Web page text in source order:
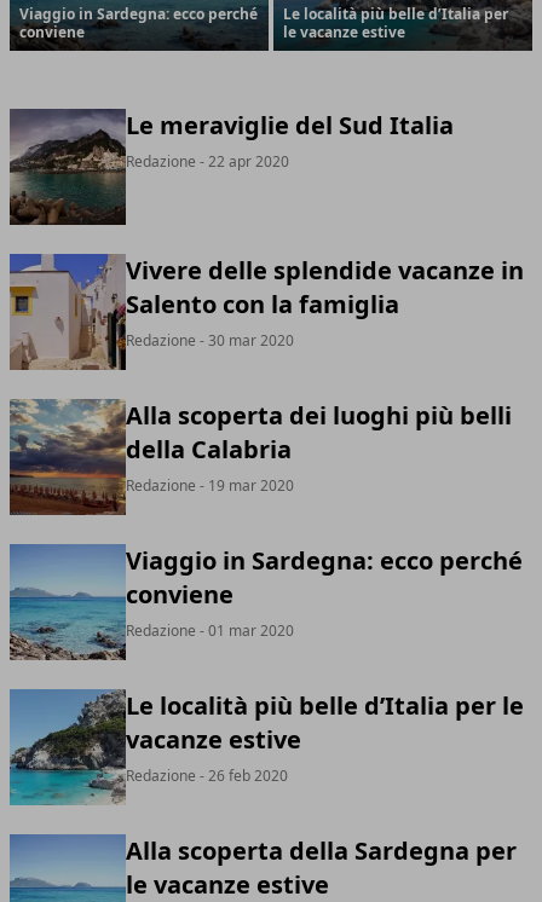
Viaggio in Sardegna: ecco perché
conviene
Le località più belle d’Italia per
le vacanze estive
Le meraviglie del Sud Italia
Redazione - 22 apr 2020
Vivere delle splendide vacanze in
Salento con la famiglia
Redazione - 30 mar 2020
Alla scoperta dei luoghi più belli
della Calabria
Redazione - 19 mar 2020
Viaggio in Sardegna: ecco perché
conviene
Redazione - 01 mar 2020
Le località più belle d’Italia per le
vacanze estive
Redazione - 26 feb 2020
Alla scoperta della Sardegna per
le vacanze estive